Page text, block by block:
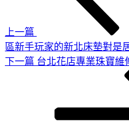
上一篇
區新手玩家的新北床墊對是
下
下一篇 台北花店專業珠寶維